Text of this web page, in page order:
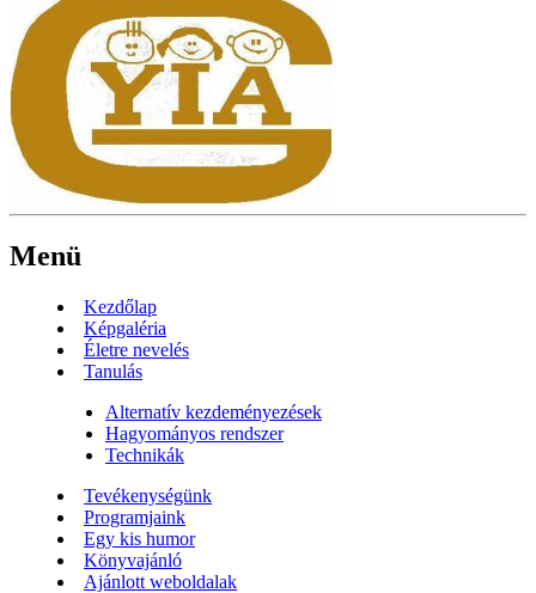
Menü
Kezdőlap
Képgaléria
Életre nevelés
Tanulás
Alternatív kezdeményezések
Hagyományos rendszer
Technikák
Tevékenységünk
Programjaink
Egy kis humor
Könyvajánló
Ajánlott weboldalak